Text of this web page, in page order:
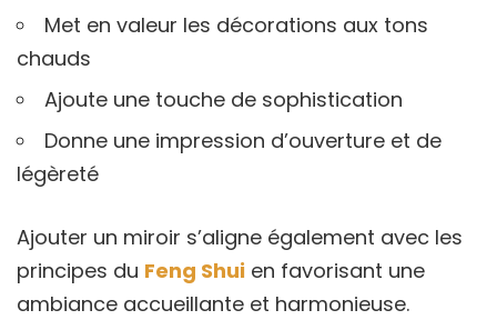
Met en valeur les décorations aux tons
chauds
Ajoute une touche de sophistication
Donne une impression d’ouverture et de
légèreté
Ajouter un miroir s’aligne également avec les
principes du Feng Shui en favorisant une
ambiance accueillante et harmonieuse.